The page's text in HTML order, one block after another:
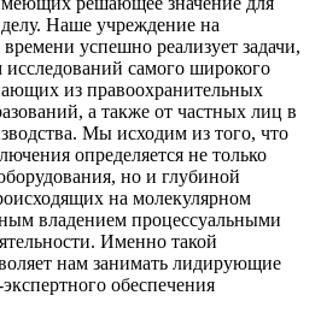
Наше учреждение на
успешно реализует задачи,
самого широкого
из правоохранительных
а также от частных лиц в
Мы исходим из того, что
определяется не только
но и глубиной
на молекулярном
владением процессуальными
Именно такой
нам занимать лидирующие
обеспечения